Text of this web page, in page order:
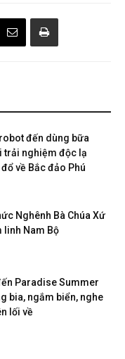
đến dùng bữa
trải nghiệm độc lạ
về Bắc đảo Phú
Nghênh Bà Chúa Xứ
linh Nam Bộ
Paradise Summer
bia, ngắm biển, nghe
lối về